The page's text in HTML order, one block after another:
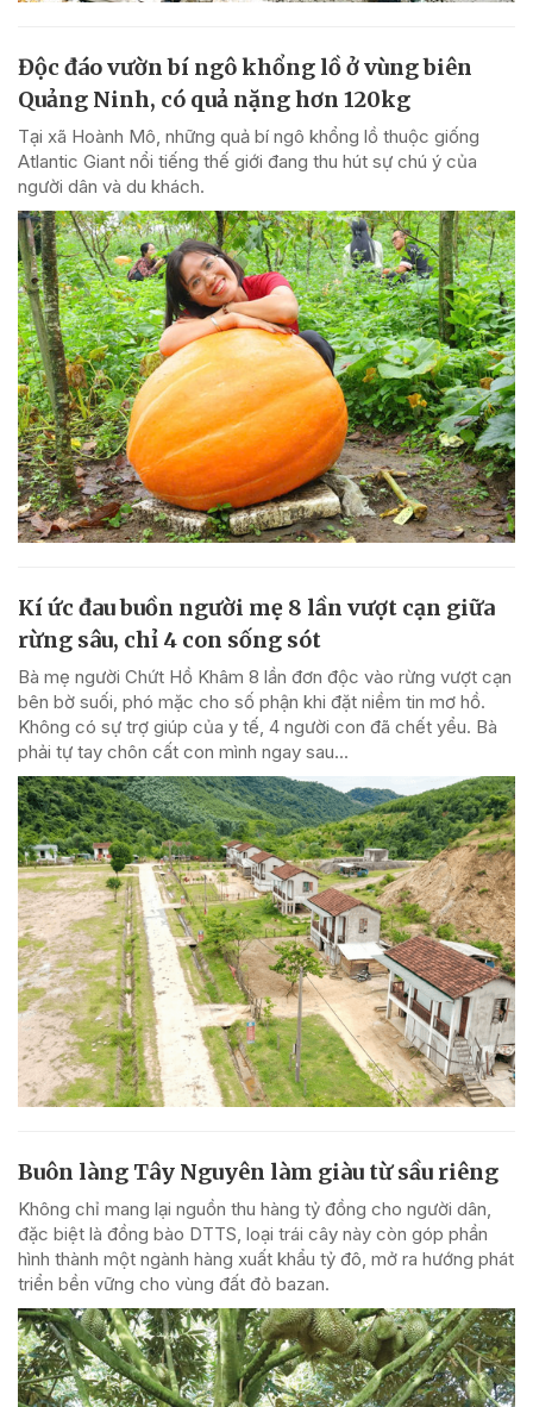
Độc đáo vườn bí ngô khổng lồ ở vùng biên
Quảng Ninh, có quả nặng hơn 120kg
Tại xã Hoành Mô, những quả bí ngô khổng lồ thuộc giống
Atlantic Giant nổi tiếng thế giới đang thu hút sự chú ý của
người dân và du khách.
Kí ức đau buồn người mẹ 8 lần vượt cạn giữa
rừng sâu, chỉ 4 con sống sót
Bà mẹ người Chứt Hồ Khâm 8 lần đơn độc vào rừng vượt cạn
bên bờ suối, phó mặc cho số phận khi đặt niềm tin mơ hồ.
Không có sự trợ giúp của y tế, 4 người con đã chết yểu. Bà
phải tự tay chôn cất con mình ngay sau...
Buôn làng Tây Nguyên làm giàu từ sầu riêng
Không chỉ mang lại nguồn thu hàng tỷ đồng cho người dân,
đặc biệt là đồng bào DTTS, loại trái cây này còn góp phần
hình thành một ngành hàng xuất khẩu tỷ đô, mở ra hướng phát
triển bền vững cho vùng đất đỏ bazan.